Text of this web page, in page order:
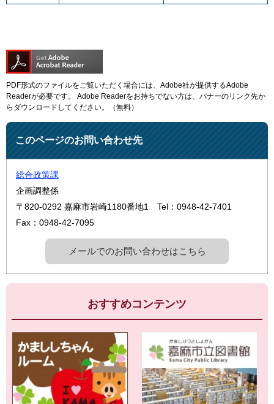
PDF形式のファイルをご覧いただく場合には、Adobe社が提供するAdobe
Readerが必要です。
Adobe Readerをお持ちでない方は、バナーのリンク先か
らダウンロードしてください。（無料）
このページのお問い合わせ先
総合政策課
企画調整係
〒820-0292 嘉麻市岩崎1180番地1
Tel：0948-42-7401
Fax：0948-42-7095
メールでのお問い合わせはこちら
おすすめコンテンツ